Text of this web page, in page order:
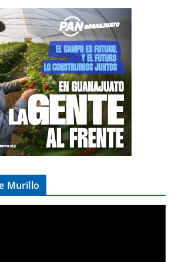
Murillo